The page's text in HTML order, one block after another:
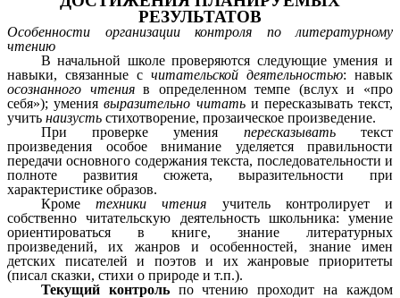
РЕЗУЛЬТАТОВ
Особенности организации контроля по литературному
чтению
В начальной школе проверяются следующие умения и
навыки, связанные с читательской деятельностью: навык
осознанного чтенияв определенном темпе (вслух и «про
себя»); умениявыразительно читатьи пересказывать текст,
учить наизусть стихотворение, прозаическое произведение.
При проверке умения пересказыватьтекст
произведения особое внимание уделяется правильности
передачи основного содержания текста, последовательности и
полноте развития сюжета, выразительности при
характеристике образов.
Крометехники чтения учитель контролирует и
собственно читательскую деятельность школьника: умение
ориентироваться в книге, знание литературных
произведений, их жанров и особенностей, знание имен
детских писателей и поэтов и их жанровые приоритеты
(писал сказки, стихи о природе и т.п.).
Текущий контрольпо чтению проходит на каждом